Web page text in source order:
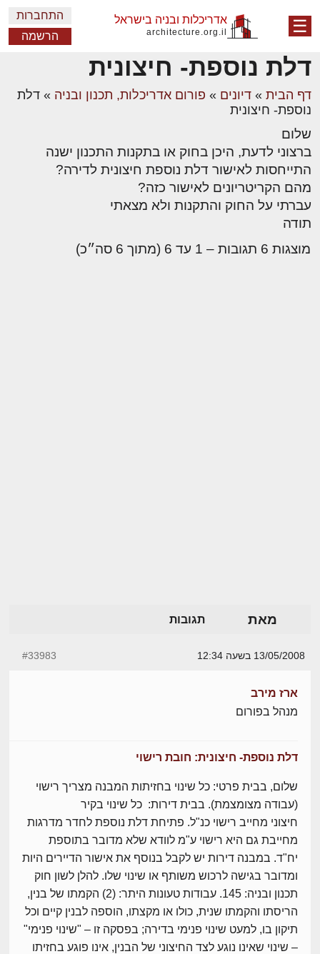
☰ אדריכלות ובניה בישראל
architecture.org.il
התחברות
הרשמה
דלת נוספת- חיצונית
דף הבית » דיונים » פורום אדריכלות, תכנון ובניה » דלת
נוספת- חיצונית
שלום
ברצוני לדעת, היכן בחוק או בתקנות התכנון ישנה
התייחסות לאישור דלת נוספת חיצונית לדירה?
מהם הקריטריונים לאישור כזה?
עברתי על החוק והתקנות ולא מצאתי
תודה
מוצגות 6 תגובות – 1 עד 6 (מתוך 6 סה״כ)
מאת תגובות
13/05/2008 בשעה 12:34 #33983
ארז מירב
מנהל בפורום
דלת נוספת- חיצונית: חובת רישוי
שלום, בבית פרטי: כל שינוי בחזיתות המבנה מצריך רישוי
(עבודה מצומצמת). בבית דירות: כל שינוי בקיר
חיצוני מחייב רישוי כנ"ל. פתיחת דלת נוספת לחדר מדרגות
מחייבת גם היא רישוי ע"מ לוודא שלא מדובר בתוספת
יח"ד. במבנה דירות יש לקבל בנוסף את אישור הדיירים היות
ומדובר בגישה לרכוש משותף או שינוי שלו. להלן לשון חוק
תכנון ובניה: 145. עבודות טעונות היתר: (2) הקמתו של בנין,
הריסתו והקמתו שנית, כולו או מקצתו, הוספה לבנין קיים וכל
תיקון בו, למעט שינוי פנימי בדירה; בפסקה זו – "שינוי פנימי"
– שינוי שאינו נוגע לצד החיצוני של הבנין, אינו פוגע בחזיתו